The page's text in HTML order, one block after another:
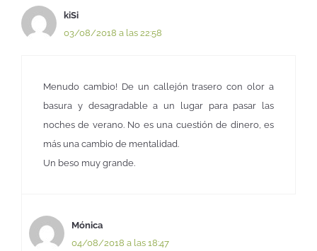
kiSi
03/08/2018 a las 22:58
Menudo cambio! De un callejón trasero con olor a
basura y desagradable a un lugar para pasar las
noches de verano. No es una cuestión de dinero, es
más una cambio de mentalidad.
Un beso muy grande.
Mónica
04/08/2018 a las 18:47